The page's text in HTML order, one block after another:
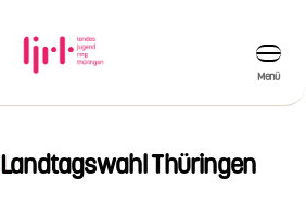
Thüringen
Menü
Landtagswahl Thüringen